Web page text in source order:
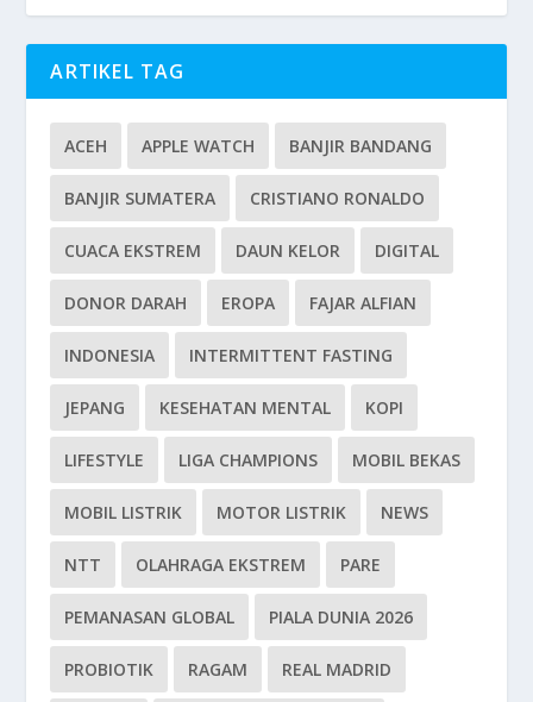
ARTIKEL TAG
ACEH APPLE WATCH BANJIR BANDANG
BANJIR SUMATERA CRISTIANO RONALDO
CUACA EKSTREM DAUN KELOR DIGITAL
DONOR DARAH EROPA FAJAR ALFIAN
INDONESIA INTERMITTENT FASTING
JEPANG KESEHATAN MENTAL KOPI
LIFESTYLE LIGA CHAMPIONS MOBIL BEKAS
MOBIL LISTRIK MOTOR LISTRIK NEWS
NTT OLAHRAGA EKSTREM PARE
PEMANASAN GLOBAL PIALA DUNIA 2026
PROBIOTIK RAGAM REAL MADRID